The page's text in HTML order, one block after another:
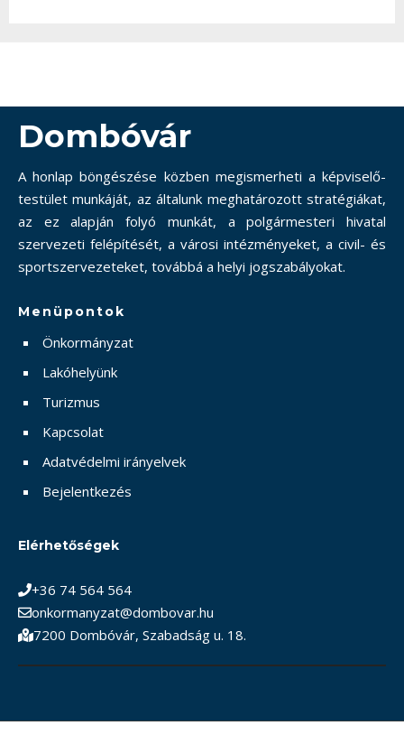
Dombóvár
A honlap böngészése közben megismerheti a képviselő-
testület munkáját, az általunk meghatározott stratégiákat,
az ez alapján folyó munkát, a polgármesteri hivatal
szervezeti felépítését, a városi intézményeket, a civil- és
sportszervezeteket, továbbá a helyi jogszabályokat.
Menüpontok
Önkormányzat
Lakóhelyünk
Turizmus
Kapcsolat
Adatvédelmi irányelvek
Bejelentkezés
Elérhetőségek
+36 74 564 564
onkormanyzat@dombovar.hu
7200 Dombóvár, Szabadság u. 18.